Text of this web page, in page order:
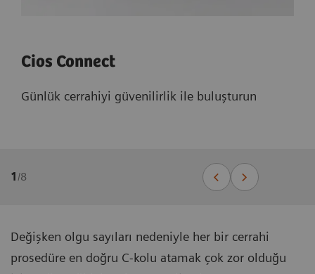
Cios Connect
Günlük cerrahiyi güvenilirlik ile buluşturun
1/8
Değişken olgu sayıları nedeniyle her bir cerrahi
prosedüre en doğru C-kolu atamak çok zor olduğu